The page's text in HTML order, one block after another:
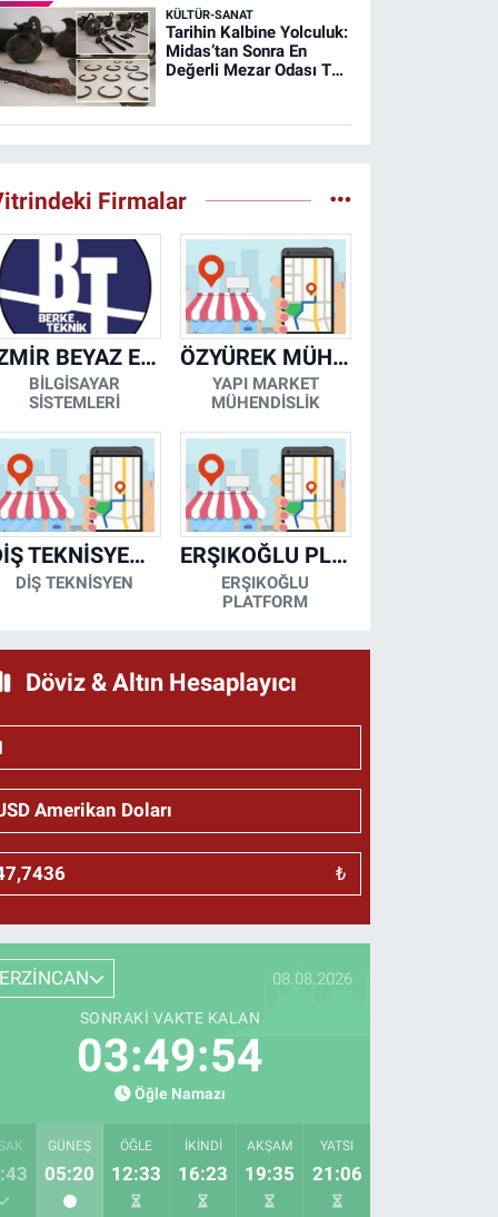
KÜLTÜR-SANAT
Tarihin Kalbine Yolculuk:
Midas’tan Sonra En
Değerli Mezar Odası T26
Firmalar
İZMİR BEYAZ EŞYA KLİMA KOMBİ SERVİSİ
BİLGİSAYAR
SİSTEMLERİ
ÖZYÜREK MÜHENDİSLİK
YAPI MARKET
MÜHENDİSLİK
DİŞ TEKNİSYENİ- MESUT KORKMAZ
DİŞ TEKNİSYEN
ERŞIKOĞLU PLATFORM
ERŞIKOĞLU
PLATFORM
Döviz & Altın Hesaplayıcı
₺
ERZİNCAN 08.08.2026
SONRAKI VAKTE KALAN
03:49:53
Öğle Namazı
GÜNEŞ
05:20
ÖĞLE
12:33
İKINDI
16:23
AKŞAM
19:35
YATSI
21:06